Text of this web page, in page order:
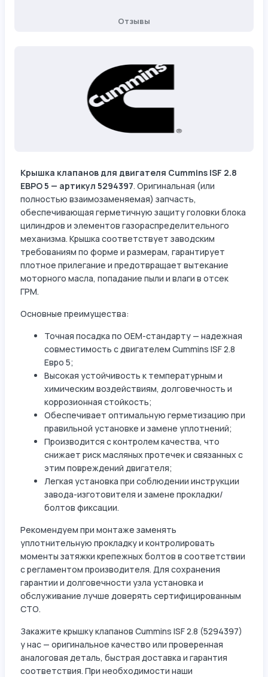
Отзывы
Крышка клапанов для двигателя Cummins ISF 2.8
ЕВРО 5 — артикул 5294397. Оригинальная (или
полностью взаимозаменяемая) запчасть,
обеспечивающая герметичную защиту головки блока
цилиндров и элементов газораспределительного
механизма. Крышка соответствует заводским
требованиям по форме и размерам, гарантирует
плотное прилегание и предотвращает вытекание
моторного масла, попадание пыли и влаги в отсек
ГРМ.
Основные преимущества:
Точная посадка по OEM-стандарту — надежная
совместимость с двигателем Cummins ISF 2.8
Евро 5;
Высокая устойчивость к температурным и
химическим воздействиям, долговечность и
коррозионная стойкость;
Обеспечивает оптимальную герметизацию при
правильной установке и замене уплотнений;
Производится с контролем качества, что
снижает риск масляных протечек и связанных с
этим повреждений двигателя;
Легкая установка при соблюдении инструкции
завода-изготовителя и замене прокладки/
болтов фиксации.
Рекомендуем при монтаже заменять
уплотнительную прокладку и контролировать
моменты затяжки крепежных болтов в соответствии
с регламентом производителя. Для сохранения
гарантии и долговечности узла установка и
обслуживание лучше доверять сертифицированным
СТО.
Закажите крышку клапанов Cummins ISF 2.8 (5294397)
у нас — оригинальное качество или проверенная
аналоговая деталь, быстрая доставка и гарантия
соответствия. При необходимости наши